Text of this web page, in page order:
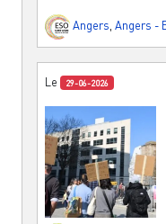
Angers Angers -
Le 29-06-2026